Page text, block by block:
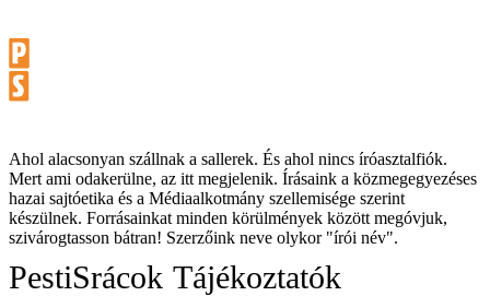
Ahol alacsonyan szállnak a sallerek. És ahol nincs íróasztalfiók.
Mert ami odakerülne, az itt megjelenik. Írásaink a közmegegyezéses
hazai sajtóetika és a Médiaalkotmány szellemisége szerint
készülnek. Forrásainkat minden körülmények között megóvjuk,
szivárogtasson bátran! Szerzőink neve olykor "írói név".
PestiSrácok Tájékoztatók